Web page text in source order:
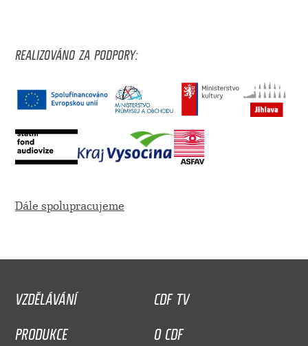
REALIZOVÁNO ZA PODPORY:
Dále spolupracujeme
VZDĚLÁVÁNÍ
CDF TV
PRODUKCE
O CDF